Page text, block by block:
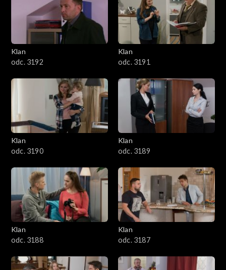
3201–3300
3101–3200
3001–3100
2901–3000
2801–2900
2701–2800
2501–2600
2401–2500
2301–2400
2201–2300
Klan
odc. 3192
Klan
odc. 3191
Klan
odc. 3190
Klan
odc. 3189
Klan
odc. 3188
Klan
odc. 3187